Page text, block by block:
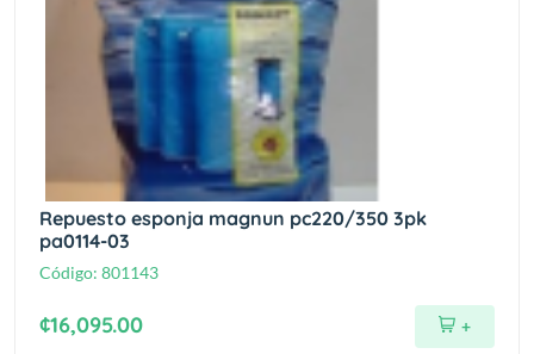
Repuesto esponja magnun pc220/350 3pk
pa0114-03
Código: 801143
¢16,095.00 +